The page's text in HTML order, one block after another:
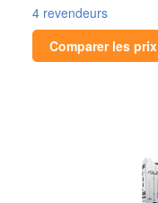
4 revendeurs
Comparer les prix